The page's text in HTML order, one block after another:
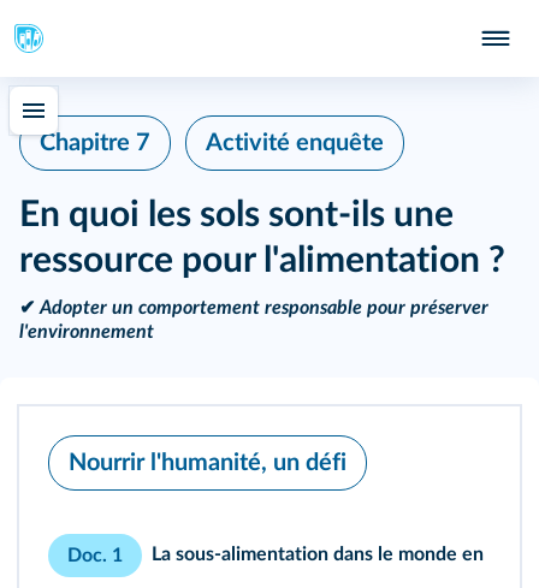
Chapitre 7 Activité enquête
En quoi les sols sont-ils une
ressource pour l'alimentation ?
✔ Adopter un comportement responsable pour préserver
l'environnement
Nourrir l'humanité, un défi
Doc. 1 La sous-alimentation dans le monde en